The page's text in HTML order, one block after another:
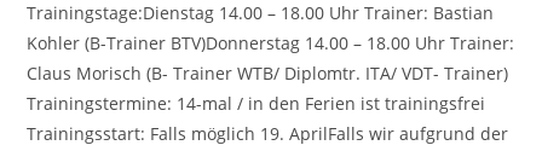
Trainingstage:Dienstag 14.00 – 18.00 Uhr Trainer: Bastian
Kohler (B-Trainer BTV)Donnerstag 14.00 – 18.00 Uhr Trainer:
Claus Morisch (B- Trainer WTB/ Diplomtr. ITA/ VDT- Trainer)
Trainingstermine: 14-mal / in den Ferien ist trainingsfrei
Trainingsstart: Falls möglich 19. AprilFalls wir aufgrund der